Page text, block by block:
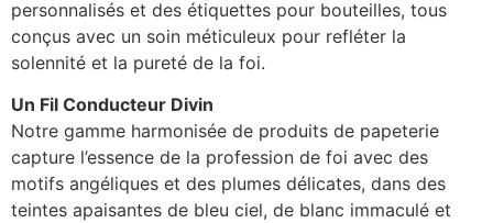
personnalisés et des étiquettes pour bouteilles, tous
conçus avec un soin méticuleux pour refléter la
solennité et la pureté de la foi.
Un Fil Conducteur Divin
Notre gamme harmonisée de produits de papeterie
capture l’essence de la profession de foi avec des
motifs angéliques et des plumes délicates, dans des
teintes apaisantes de bleu ciel, de blanc immaculé et